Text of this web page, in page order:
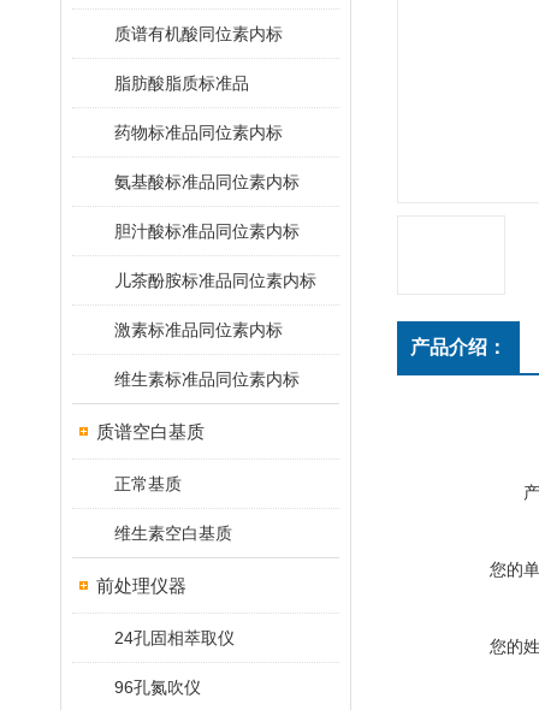
质谱有机酸同位素内标
脂肪酸脂质标准品
药物标准品同位素内标
氨基酸标准品同位素内标
胆汁酸标准品同位素内标
儿茶酚胺标准品同位素内标
激素标准品同位素内标
维生素标准品同位素内标
质谱空白基质
正常基质
维生素空白基质
前处理仪器
24孔固相萃取仪
96孔氮吹仪
产品介绍：
您的
您的